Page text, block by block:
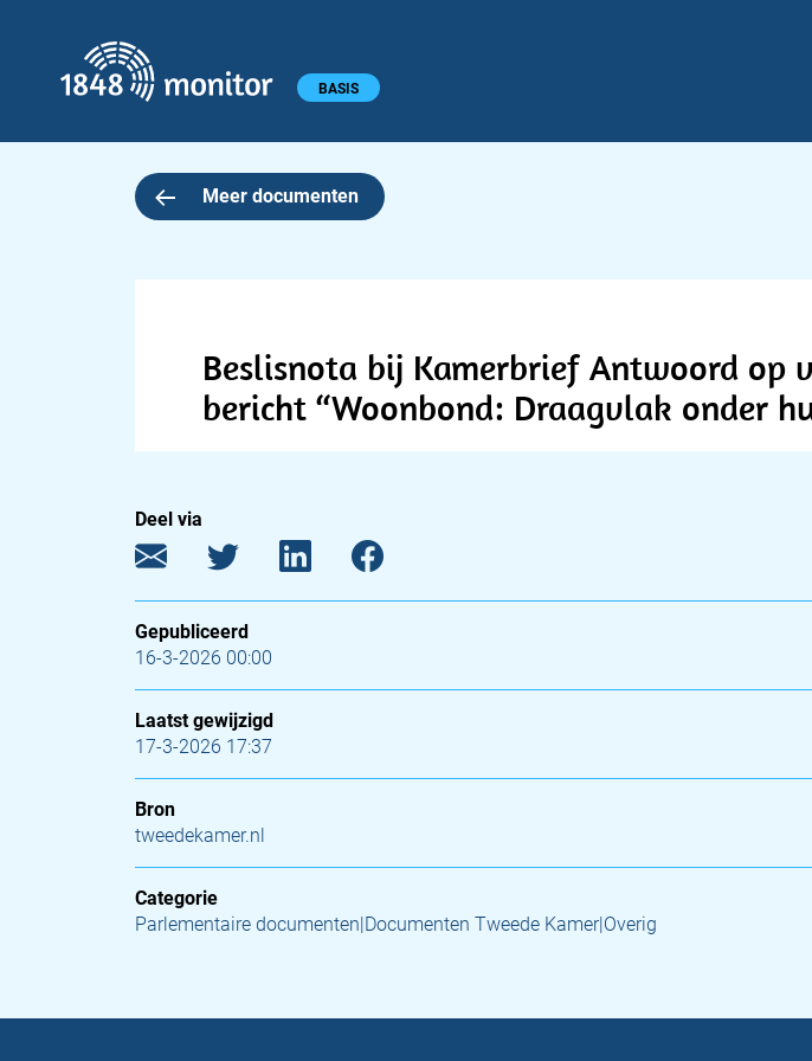
Hoofdmenu BASIS
Meer documenten
Beslisnota bij Kamerbrief Antwoord op
bericht “Woonbond: Draagvlak onder
Deel via
Gepubliceerd
16-3-2026 00:00
Laatst gewijzigd
17-3-2026 17:37
Bron
tweedekamer.nl
Categorie
Parlementaire documenten|Documenten Tweede Kamer|Overig